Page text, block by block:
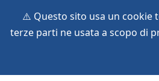
⚠️ Questo sito usa un cookie
terze parti ne usata a scopo di